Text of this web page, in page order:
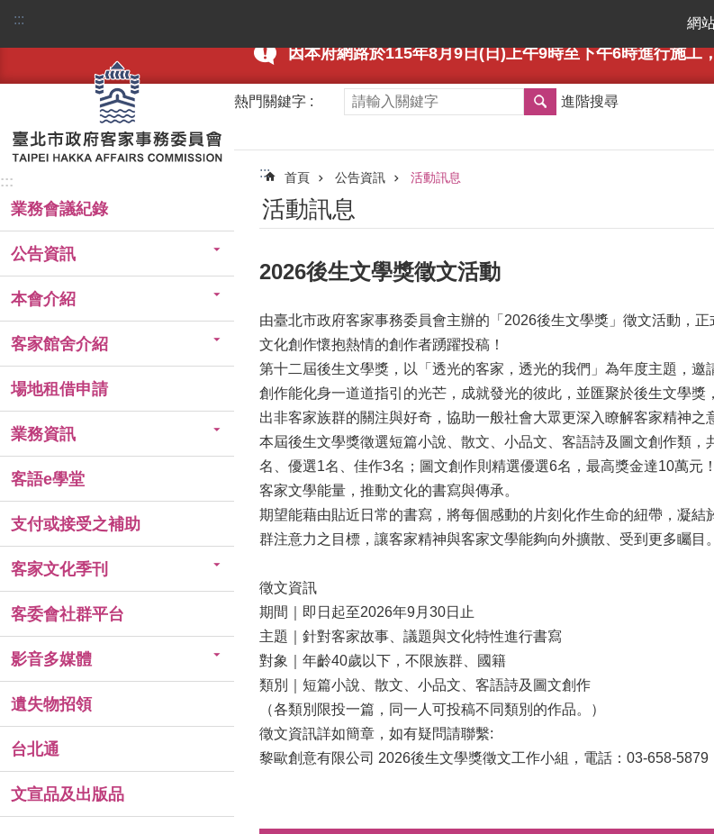
跳到主要內容區塊
因本府網路於115年8月9日(日)上午9時至下午6時進行施工，屆時可能有網
::: 網
:::
業務會議紀錄
公告資訊
本會介紹
客家館舍介紹
場地租借申請
業務資訊
客語e學堂
支付或接受之補助
客家文化季刊
客委會社群平台
影音多媒體
遺失物招領
台北通
文宣品及出版品
熱門關鍵字 進階搜尋
::: 首頁 公告資訊 活動訊息
活動訊息
2026後生文學獎徵文活動
由臺北市政府客家事務委員會主辦的「2026後生文學獎」徵文活動，
文化創作懷抱熱情的創作者踴躍投稿！
第十二屆後生文學獎，以「透光的客家，透光的我們」為年度主題，
創作能化身一道道指引的光芒，成就發光的彼此，並匯聚於後生文學
出非客家族群的關注與好奇，協助一般社會大眾更深入瞭解客家精神之
本屆後生文學獎徵選短篇小說、散文、小品文、客語詩及圖文創作類
名、優選1名、佳作3名；圖文創作則精選優選6名，最高獎金達10萬
客家文學能量，推動文化的書寫與傳承。
期望能藉由貼近日常的書寫，將每個感動的片刻化作生命的紐帶，凝
群注意力之目標，讓客家精神與客家文學能夠向外擴散、受到更多矚目。
徵文資訊
期間｜即日起至2026年9月30日止
主題｜針對客家故事、議題與文化特性進行書寫
對象｜年齡40歲以下，不限族群、國籍
類別｜短篇小說、散文、小品文、客語詩及圖文創作
（各類別限投一篇，同一人可投稿不同類別的作品。）
徵文資訊詳如簡章，如有疑問請聯繫:
黎歐創意有限公司 2026後生文學獎徵文工作小組，電話：03-658-5879